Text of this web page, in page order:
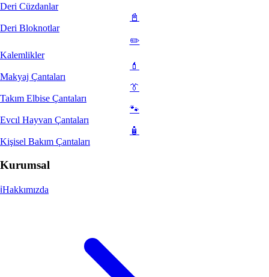
Deri Cüzdanlar
📓
Deri Bloknotlar
✏️
Kalemlikler
💄
Makyaj Çantaları
👔
Takım Elbise Çantaları
🐾
Evcıl Hayvan Çantaları
🧴
Kişisel Bakım Çantaları
Kurumsal
ℹ️Hakkımızda